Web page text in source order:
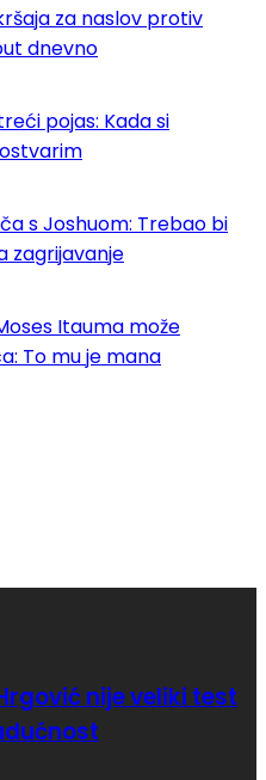
za naslov protiv
dnevno
pojas: Kada si
s Joshuom: Trebao bi
zagrijavanje
Itauma može
To mu je mana
nije veliki test